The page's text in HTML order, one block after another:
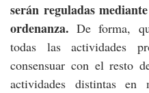
serán reguladas
ordenanza. De forma,
todas las actividades
consensuar con el resto
actividades distintas en